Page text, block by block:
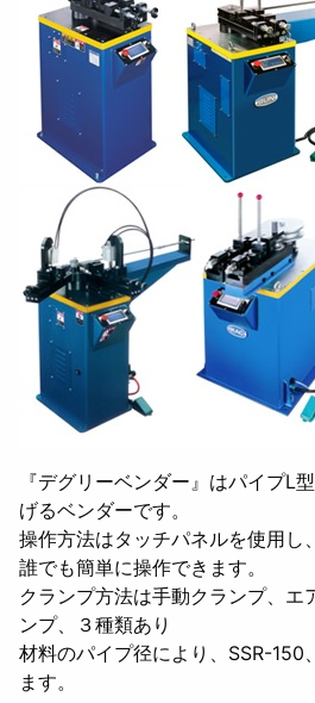
『デグリーベンダー』はパイプL
げるベンダーです。
操作方法はタッチパネルを使用し
誰でも簡単に操作できます。
クランプ方法は手動クランプ、エ
ンプ、３種類あり
材料のパイプ径により、SSR-150
ます。